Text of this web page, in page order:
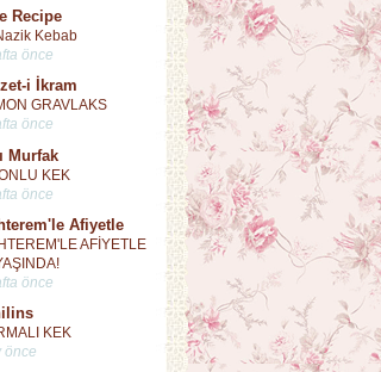
Recipe
Kebab
önce
i İkram
GRAVLAKS
önce
Murfak
KEK
önce
Afiyetle
AFİYETLE
önce
KEK
önce